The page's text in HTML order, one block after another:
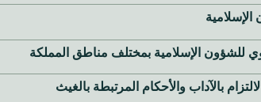
للشؤون الإسلامية بمختلف مناطق المملكة
بالآداب والأحكام المرتبطة بالغيث